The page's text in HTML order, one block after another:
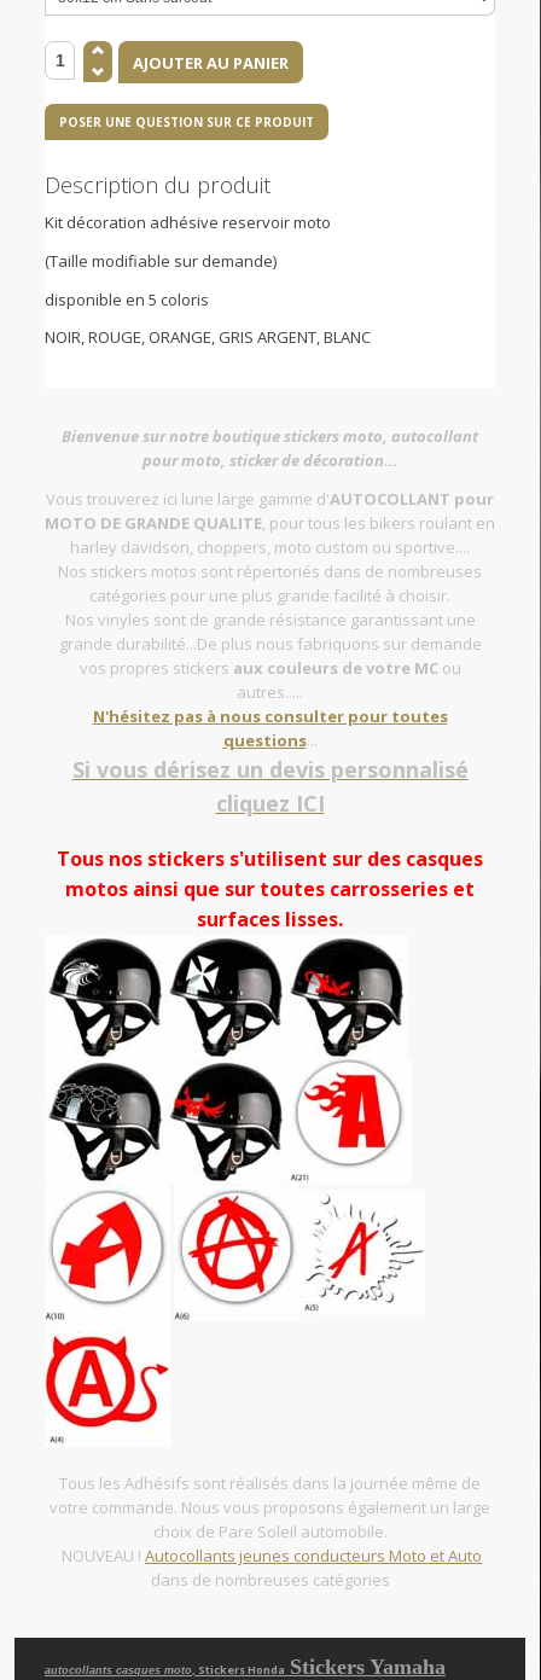
POSER UNE QUESTION SUR CE PRODUIT
Description du produit
Kit décoration adhésive reservoir moto
(Taille modifiable sur demande)
disponible en 5 coloris
NOIR, ROUGE, ORANGE, GRIS ARGENT, BLANC
Bienvenue sur notre boutique stickers moto, autocollant
pour moto, sticker de décoration...
Vous trouverez ici lune large gamme d'AUTOCOLLANT pour
MOTO DE GRANDE QUALITE, pour tous les bikers roulant en
harley davidson, choppers, moto custom ou sportive....
Nos stickers motos sont répertoriés dans de nombreuses
catégories pour une plus grande facilité à choisir.
Nos vinyles sont de grande résistance garantissant une
grande durabilité...De plus nous fabriquons sur demande
vos propres stickers aux couleurs de votre MCou
autres.....
N'hésitez pas à nous consulter pour toutes
questions...
Si vous dérisez un devis personnalisé
cliquez ICI
Tous nos stickers s'utilisent sur des casques
motos ainsi que sur toutes carrosseries et
surfaces lisses.
Tous les Adhésifs sont réalisés dans la journée même de
votre commande. Nous vous proposons également un large
choix de Pare Soleil automobile.
NOUVEAU ! Autocollants jeunes conducteurs Moto et Auto
dans de nombreuses catégories
autocollants casques moto, Stickers Honda Stickers Yamaha